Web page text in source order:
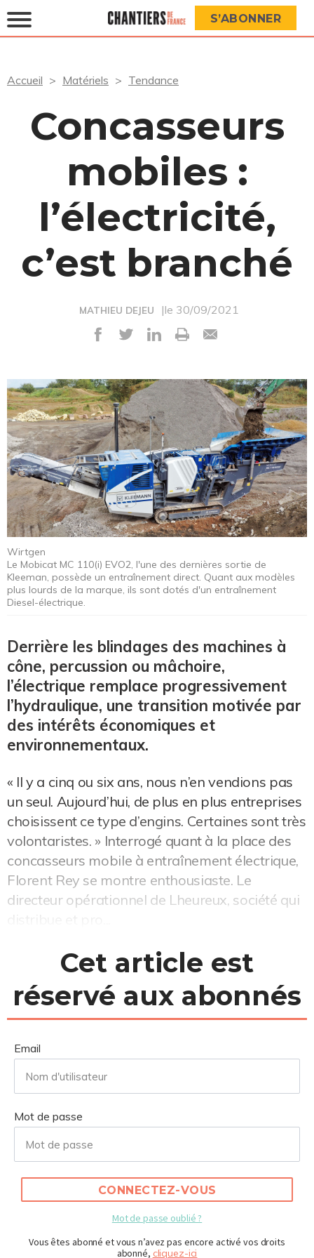
S’ABONNER
Accueil Matériels Tendance
Concasseurs
mobiles :
l’électricité,
c’est branché
MATHIEU DEJEU |le 30/09/2021
Wirtgen
Le Mobicat MC 110(i) EVO2, l'une des dernières sortie de
Kleeman, possède un entraînement direct. Quant aux modèles
plus lourds de la marque, ils sont dotés d'un entraînement
Diesel-électrique.
Derrière les blindages des machines à
cône, percussion ou mâchoire,
l’électrique remplace progressivement
l’hydraulique, une transition motivée par
des intérêts économiques et
environnementaux.
« Il y a cinq ou six ans, nous n’en vendions pas
un seul. Aujourd’hui, de plus en plus entreprises
choisissent ce type d’engins. Certaines sont très
volontaristes. » Interrogé quant à la place des
concasseurs mobile à entraînement électrique,
Florent Rey se montre enthousiaste. Le
directeur opérationnel de Lheureux, société qui
Cet article est
réservé aux abonnés
Email
Mot de passe
CONNECTEZ-VOUS
Mot de passe oublié ?
Vous êtes abonné et vous n’avez pas encore activé vos droits
abonné, cliquez-ici